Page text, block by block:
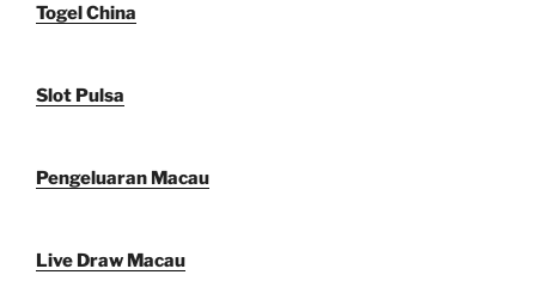
Togel China
Slot Pulsa
Pengeluaran Macau
Live Draw Macau